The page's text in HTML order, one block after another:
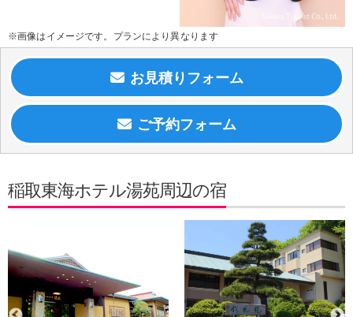
※画像はイメージです。プランにより異なります
稲取東海ホテル湯苑周辺の宿